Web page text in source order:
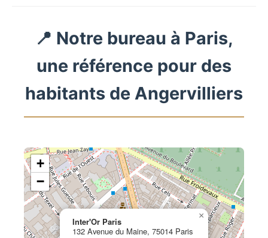
📍 Notre bureau à Paris,
une référence pour des
habitants de Angervilliers
Inter'Or Paris
132 Avenue du Maine, 75014 Paris
×
+
−